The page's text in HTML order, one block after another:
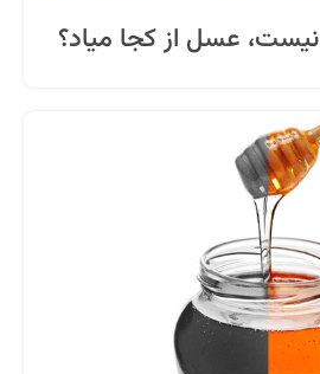
عسل از کجا میاد؟